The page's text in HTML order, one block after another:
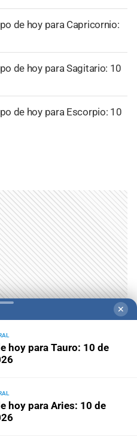
de hoy para Capricornio:
de hoy para Sagitario: 10
de hoy para Escorpio: 10
✕
hoy para Tauro: 10 de
hoy para Aries: 10 de